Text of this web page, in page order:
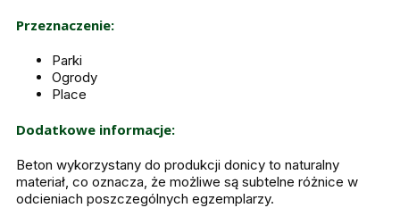
Przeznaczenie:
Parki
Ogrody
Place
Dodatkowe informacje:
Beton wykorzystany do produkcji donicy to naturalny
materiał, co oznacza, że możliwe są subtelne różnice w
odcieniach poszczególnych egzemplarzy.